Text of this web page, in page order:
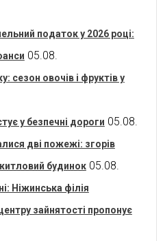
податок у 2026 році:
05.08.
сезон овочів і фруктів у
у безпечні дороги 05.08.
дві пожежі: згорів
будинок 05.08.
Ніжинська філія
зайнятості пропонує